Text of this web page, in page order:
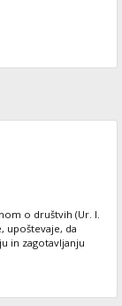
o društvih (Ur. l.
upoštevaje, da
in zagotavljanju